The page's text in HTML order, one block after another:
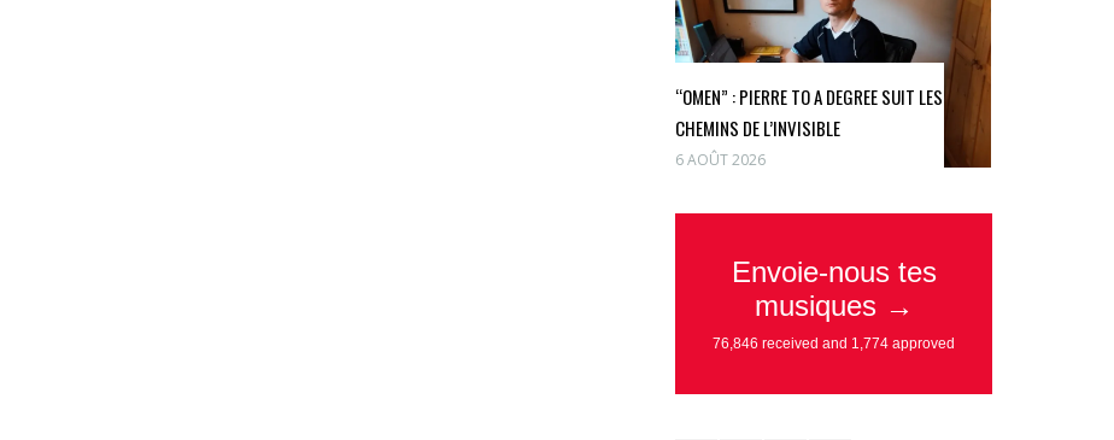
“OMEN” : PIERRE TO A DEGREE SUIT LES
CHEMINS DE L’INVISIBLE
6 AOÛT 2026